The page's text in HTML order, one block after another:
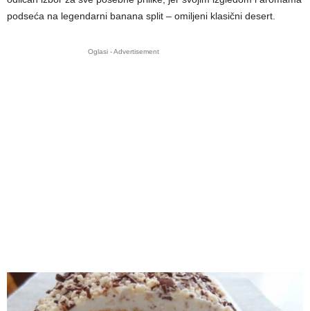
podseća na legendarni banana split – omiljeni klasični desert.
Oglasi - Advertisement